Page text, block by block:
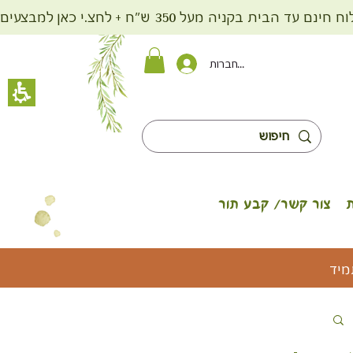
בקניה מעל 350 ש"ח + לחצ.י כאן למבצעים
להתחברות
צור קשר/ קבע תור